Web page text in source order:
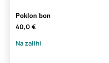
Poklon bon
40,0 €
Na zalihi